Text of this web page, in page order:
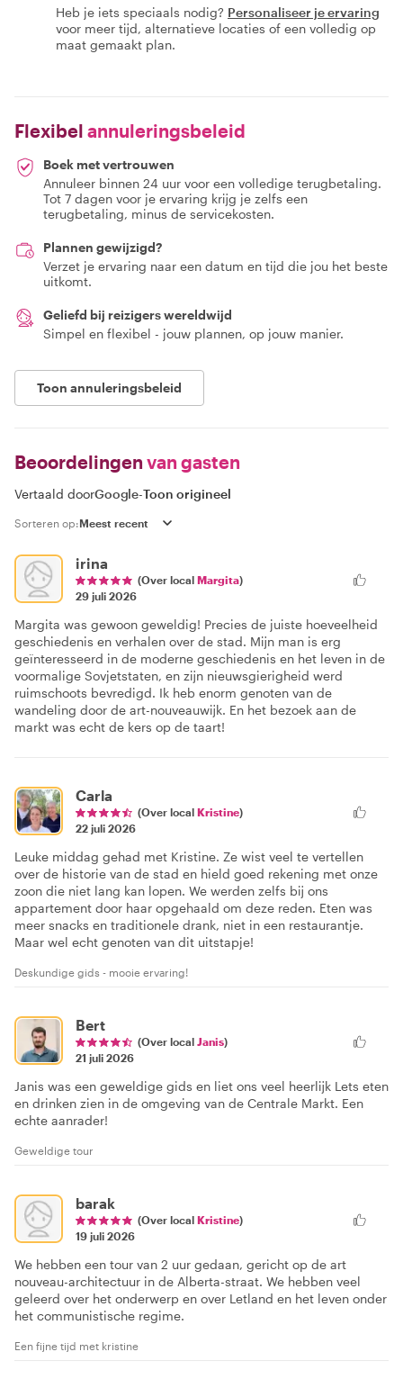
Heb je iets speciaals nodig? Personaliseer je ervaring
voor meer tijd, alternatieve locaties of een volledig op
maat gemaakt plan.
Flexibel annuleringsbeleid
Boek met vertrouwen
Annuleer binnen 24 uur voor een volledige terugbetaling.
Tot 7 dagen voor je ervaring krijg je zelfs een
terugbetaling, minus de servicekosten.
Plannen gewijzigd?
Verzet je ervaring naar een datum en tijd die jou het beste
uitkomt.
Geliefd bij reizigers wereldwijd
Simpel en flexibel - jouw plannen, op jouw manier.
Toon annuleringsbeleid
Beoordelingen van gasten
Vertaald doorGoogle-Toon origineel
Sorteren op:
irina
(Over local Margita)
29 juli 2026
Margita was gewoon geweldig! Precies de juiste hoeveelheid
geschiedenis en verhalen over de stad. Mijn man is erg
geïnteresseerd in de moderne geschiedenis en het leven in de
voormalige Sovjetstaten, en zijn nieuwsgierigheid werd
ruimschoots bevredigd. Ik heb enorm genoten van de
wandeling door de art-nouveauwijk. En het bezoek aan de
markt was echt de kers op de taart!
Carla
(Over local Kristine)
22 juli 2026
Leuke middag gehad met Kristine. Ze wist veel te vertellen
over de historie van de stad en hield goed rekening met onze
zoon die niet lang kan lopen. We werden zelfs bij ons
appartement door haar opgehaald om deze reden. Eten was
meer snacks en traditionele drank, niet in een restaurantje.
Maar wel echt genoten van dit uitstapje!
Deskundige gids - mooie ervaring!
Bert
(Over local Janis)
21 juli 2026
Janis was een geweldige gids en liet ons veel heerlijk Lets eten
en drinken zien in de omgeving van de Centrale Markt. Een
echte aanrader!
Geweldige tour
barak
(Over local Kristine)
19 juli 2026
We hebben een tour van 2 uur gedaan, gericht op de art
nouveau-architectuur in de Alberta-straat. We hebben veel
geleerd over het onderwerp en over Letland en het leven onder
het communistische regime.
Een fijne tijd met kristine